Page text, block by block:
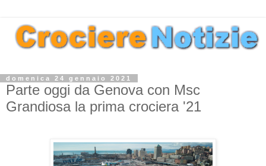
domenica 24 gennaio 2021
Parte oggi da Genova con Msc
Grandiosa la prima crociera '21